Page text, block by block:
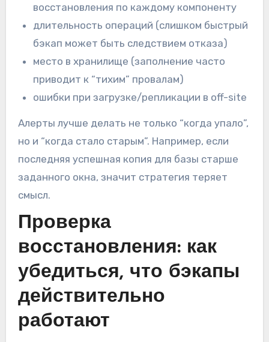
восстановления по каждому компоненту
длительность операций (слишком быстрый
бэкап может быть следствием отказа)
место в хранилище (заполнение часто
приводит к “тихим” провалам)
ошибки при загрузке/репликации в off-site
Алерты лучше делать не только “когда упало”,
но и “когда стало старым”. Например, если
последняя успешная копия для базы старше
заданного окна, значит стратегия теряет
смысл.
Проверка
восстановления: как
убедиться, что бэкапы
действительно
работают